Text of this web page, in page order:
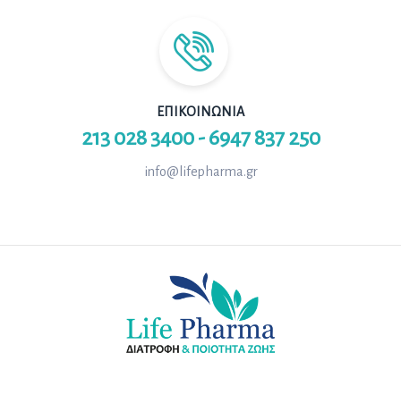
ΕΠΙΚΟΙΝΩΝΊΑ
213 028 3400 - 6947 837 250
info@lifepharma.gr